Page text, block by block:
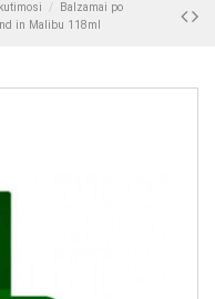
Balzamai po
in Malibu 118ml